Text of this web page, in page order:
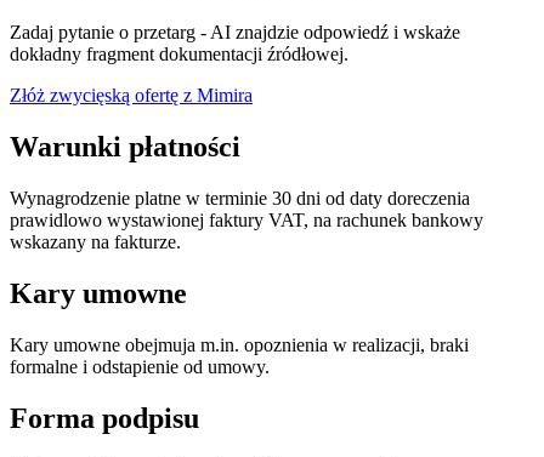
Zadaj pytanie o przetarg - AI znajdzie odpowiedź i wskaże
dokładny fragment dokumentacji źródłowej.
Złóż zwycięską ofertę z Mimira
Warunki płatności
Wynagrodzenie platne w terminie 30 dni od daty doreczenia
prawidlowo wystawionej faktury VAT, na rachunek bankowy
wskazany na fakturze.
Kary umowne
Kary umowne obejmuja m.in. opoznienia w realizacji, braki
formalne i odstapienie od umowy.
Forma podpisu